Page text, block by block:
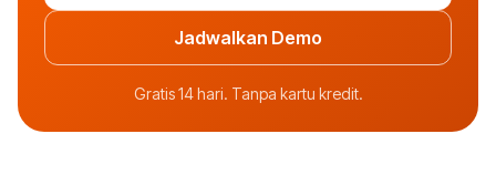
Jadwalkan Demo
Gratis 14 hari. Tanpa kartu kredit.